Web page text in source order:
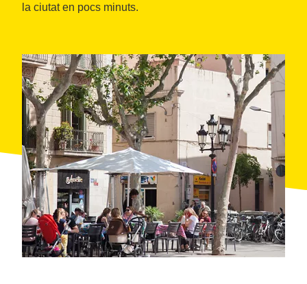
la ciutat en pocs minuts.